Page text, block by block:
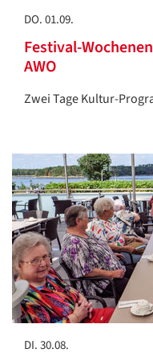
DO. 01.09.
Festival-
AWO
Zwei Tage Kultur-
DI. 30.08.